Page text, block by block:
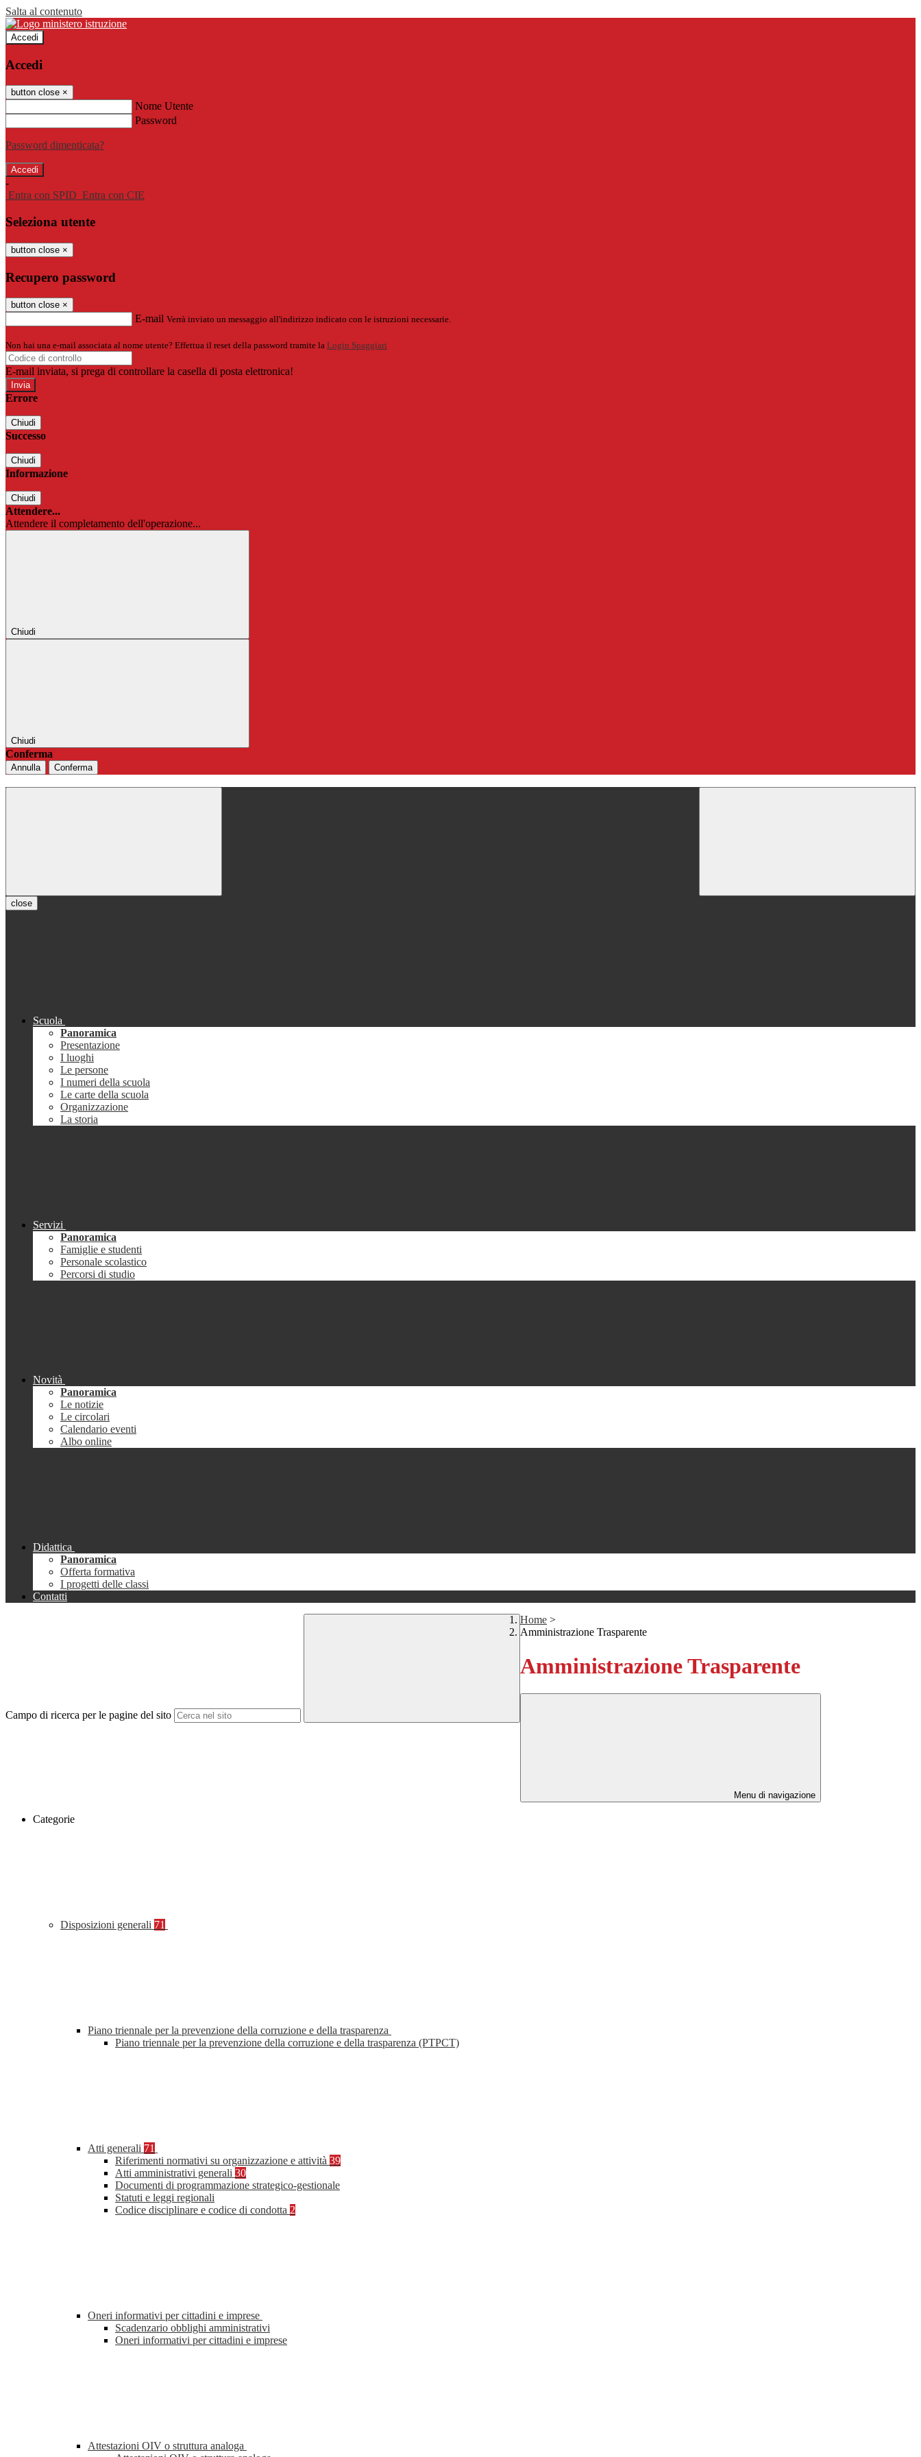
Salta al contenuto
Accedi
Accedi
button close ×
Nome Utente
Password
Password dimenticata?
-
Entra con SPID Entra con CIE
Seleziona utente
button close ×
Recupero password
button close ×
E-mail Verrà inviato un messaggio all'indirizzo indicato con le istruzioni necessarie.
Non hai una e-mail associata al nome utente? Effettua il reset della password tramite la Login Spaggiari
E-mail inviata, si prega di controllare la casella di posta elettronica!
Errore
Chiudi
Successo
Chiudi
Informazione
Chiudi
Attendere...
Attendere il completamento dell'operazione...
Chiudi
Chiudi
Conferma
Annulla Conferma
close
Scuola
Panoramica
Presentazione
I luoghi
Le persone
I numeri della scuola
Le carte della scuola
Organizzazione
La storia
Servizi
Panoramica
Famiglie e studenti
Personale scolastico
Percorsi di studio
Novità
Panoramica
Le notizie
Le circolari
Calendario eventi
Albo online
Didattica
Panoramica
Offerta formativa
I progetti delle classi
Contatti
Campo di ricerca per le pagine del sito
Home >
Amministrazione Trasparente
Amministrazione Trasparente
Menu di navigazione
Categorie
Disposizioni generali 71
Piano triennale per la prevenzione della corruzione e della trasparenza
Piano triennale per la prevenzione della corruzione e della trasparenza (PTPCT)
Atti generali 71
Riferimenti normativi su organizzazione e attività 39
Atti amministrativi generali 30
Documenti di programmazione strategico-gestionale
Statuti e leggi regionali
Codice disciplinare e codice di condotta 2
Oneri informativi per cittadini e imprese
Scadenzario obblighi amministrativi
Oneri informativi per cittadini e imprese
Attestazioni OIV o struttura analoga